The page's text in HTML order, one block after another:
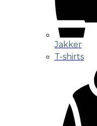
Jakker
T-shirts